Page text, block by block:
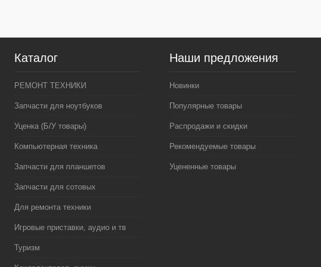
Каталог
РЕМОНТ ТЕХНИКИ
Запчасти для ноутбуков
Уценка (Б/У товары)
Компьютерная техника
Запчасти для планшетов
Запчасти для сотовых
Для ремонта техники
Игровые приставки, аудио и тв
Туризм
Наши предложения
Новинки
Популярные товары
Распродажи и скидки
Рекомендуемые товары
Уцененные товары